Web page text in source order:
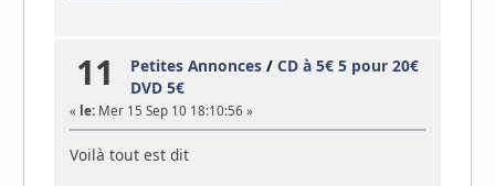
11 Petites Annonces /CD à 5€ 5 pour 20€
DVD 5€
« le:Mer 15 Sep 10 18:10:56 »
Voilà tout est dit